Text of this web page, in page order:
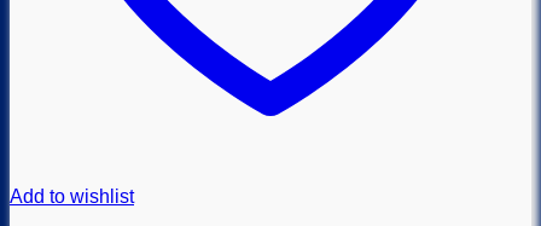
Add to wishlist